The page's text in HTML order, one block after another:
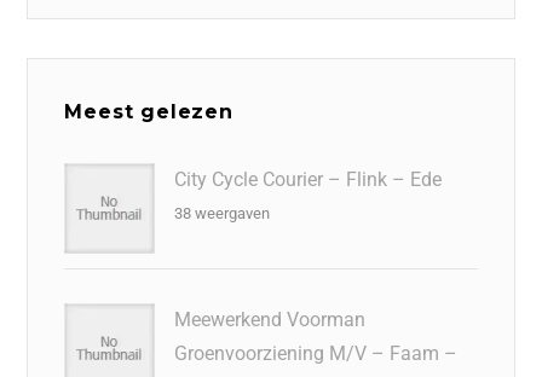
Meest gelezen
City Cycle Courier – Flink – Ede
38 weergaven
Meewerkend Voorman
Groenvoorziening M/V – Faam –